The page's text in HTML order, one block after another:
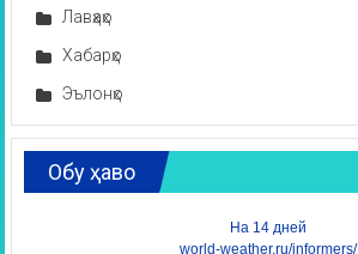
Лавҳаҳо
Хабарҳо
Эълонҳо
Обу ҳаво
На 14 дней
world-weather.ru/informers/